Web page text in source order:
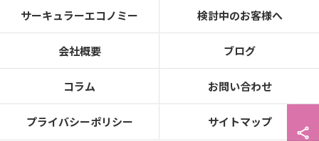
サーキュラーエコノミー 検討中のお客様へ
会社概要 ブログ
コラム お問い合わせ
プライバシーポリシー サイトマップ